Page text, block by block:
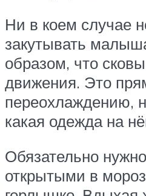
Ни в коем случае
закутывать
образом, что
движения. Это
переохлаждению,
какая одежда на
Обязательно
открытыми в